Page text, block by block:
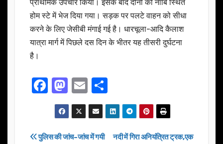
प्राथमिक उपचार किया। इसके बाद दोनों को नाबि स्थित
होम स्टे में भेज दिया गया। सड़क पर पलटे वाहन को सीधा
करने के लिए जेसीबी मंगाई गई है। धारचूला-आदि कैलाश
यात्रा मार्ग में पिछले दस दिन के भीतर यह तीसरी दुर्घटना
है।
F
a
c
e
M
a
st
o
E
m
ail
h
ar
e
Post
नदी में गिरा अनियंत्रित ट्रक,एक
पुलिस की जांच-जांच में गयी